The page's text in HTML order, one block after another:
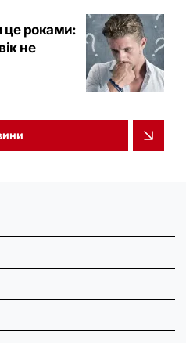
це роками:
не